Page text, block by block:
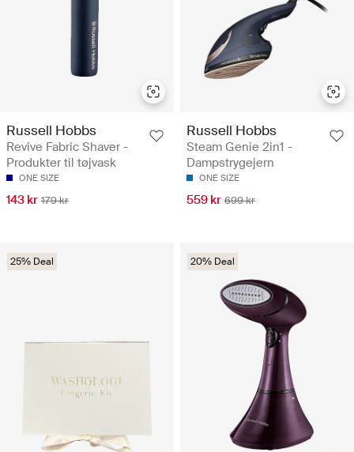
Russell Hobbs
Revive Fabric Shaver -
Produkter til tøjvask
ONE SIZE
143 kr 179 kr
Russell Hobbs
Steam Genie 2in1 -
Dampstrygejern
ONE SIZE
559 kr 699 kr
25% Deal 20% Deal